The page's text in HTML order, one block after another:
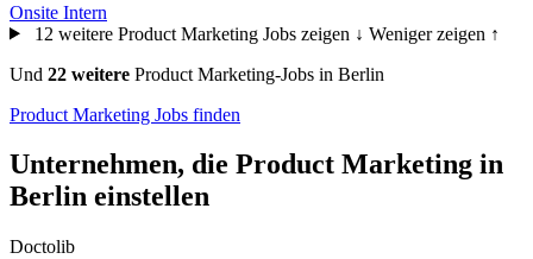
Onsite Intern
12 weitere Product Marketing Jobs zeigen ↓ Weniger zeigen ↑
Und 22 weitere Product Marketing-Jobs in Berlin
Product Marketing Jobs finden
Unternehmen, die Product Marketing in
Berlin einstellen
Doctolib